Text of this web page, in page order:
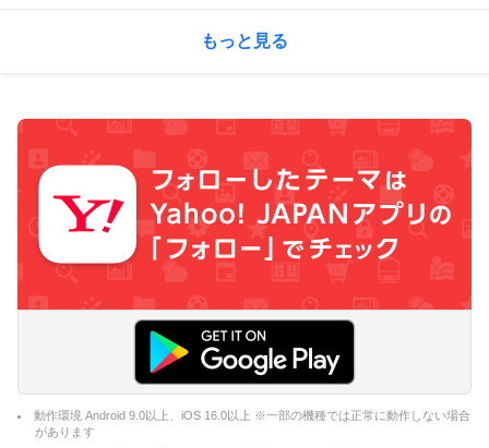
もっと見る
動作環境 Android 9.0以上、iOS 16.0以上 ※一部の機種では正常に動作しない場合
があります